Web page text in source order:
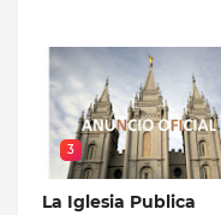
3
La Iglesia Publica